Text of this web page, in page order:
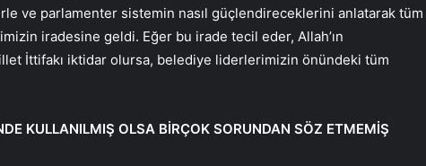
ve parlamenter sistemin nasıl güçlendireceklerini anlatarak tüm
iradesine geldi. Eğer bu irade tecil eder, Allah’ın
İttifakı iktidar olursa, belediye liderlerimizin önündeki tüm
KULLANILMIŞ OLSA BİRÇOK SORUNDAN SÖZ ETMEMİŞ